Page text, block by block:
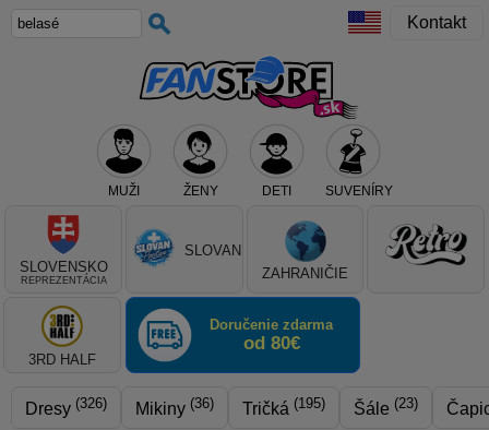
Kontakt
MUŽI ŽENY DETI SUVENÍRY
Teraz vyberte klub, alebo typ výrobku
SLOVENSKO
REPREZENTÁCIA
SLOVAN
ZAHRANIČIE
3RD HALF
Doručenie zdarma
od 80€
Dresy (326) Mikiny (36) Tričká (195) Šále (23)